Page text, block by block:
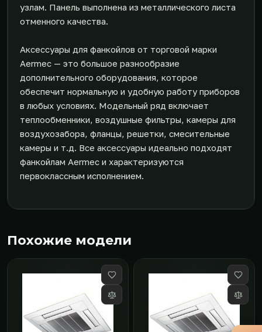
узлам. Панель выполнена из металлического листа
отменного качества.
Аксессуары для фанкойлов от торговой марки
Aermec — это большое разнообразие
дополнительного оборудования, которое
обеспечит нормальную и удобную работу приборов
в любых условиях. Модельный ряд включает
теплообменники, воздушные фильтры, камеры для
воздухозабора, фланцы, решетки, смесительные
камеры и т.д. Все аксессуары идеально подходят
фанкойлам Aermec и характеризуются
первоклассным исполнением.
Похожие модели